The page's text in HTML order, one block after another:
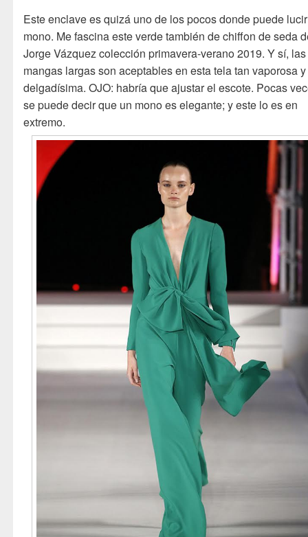
Este enclave es quizá uno de los pocos donde puede
mono. Me fascina este verde también de chiffon de seda
Jorge Vázquez colección primavera-verano 2019. Y sí, las
mangas largas son aceptables en esta tela tan vaporosa y
delgadísima. OJO: habría que ajustar el escote. Pocas
se puede decir que un mono es elegante; y este lo es en
extremo.